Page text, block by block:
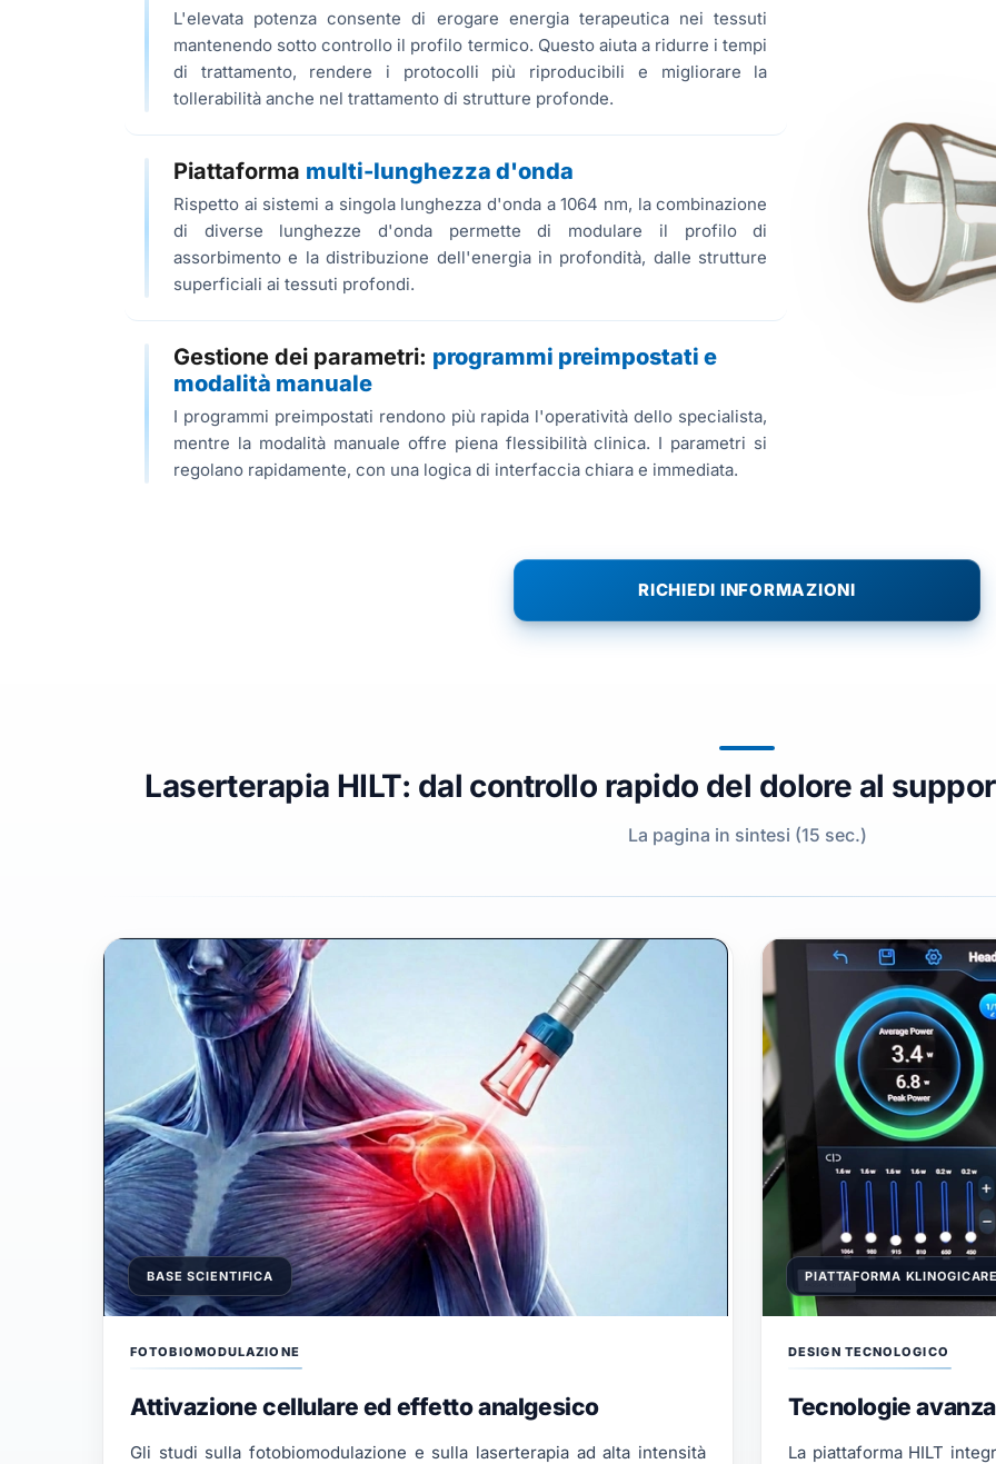
L'elevata potenza consente di erogare energia terapeutica nei tessuti
mantenendo sotto controllo il profilo termico. Questo aiuta a ridurre i tempi
di trattamento, rendere i protocolli più riproducibili e migliorare la
tollerabilità anche nel trattamento di strutture profonde.
Piattaforma multi-lunghezza d'onda
Rispetto ai sistemi a singola lunghezza d'onda a 1064 nm, la combinazione
di diverse lunghezze d'onda permette di modulare il profilo di
assorbimento e la distribuzione dell'energia in profondità, dalle strutture
superficiali ai tessuti profondi.
Gestione dei parametri: programmi preimpostati e
modalità manuale
I programmi preimpostati rendono più rapida l'operatività dello specialista,
mentre la modalità manuale offre piena flessibilità clinica. I parametri si
regolano rapidamente, con una logica di interfaccia chiara e immediata.
RICHIEDI INFORMAZIONI
Laserterapia HILT: dal controllo rapido del dolore al
La pagina in sintesi (15 sec.)
BASE SCIENTIFICA
FOTOBIOMODULAZIONE
Attivazione cellulare ed effetto analgesico
Gli studi sulla fotobiomodulazione e sulla laserterapia ad alta intensità
PIATTAFORMA
DESIGN TECNOLOGICO
Tecnologie
La piattaforma HILT